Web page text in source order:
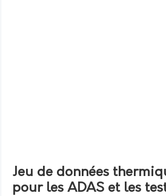
Jeu de données
pour les ADAS et les